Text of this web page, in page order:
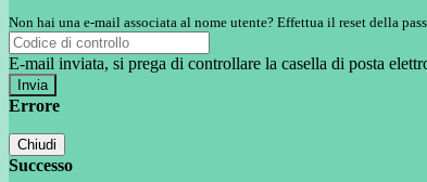
Non hai una e-mail associata al nome utente? Effettua il reset della
E-mail inviata, si prega di controllare la casella di posta
Errore
Chiudi
Successo